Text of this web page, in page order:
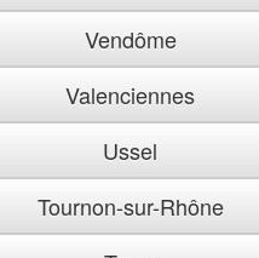
Vendôme
Valenciennes
Ussel
Tournon-sur-Rhône